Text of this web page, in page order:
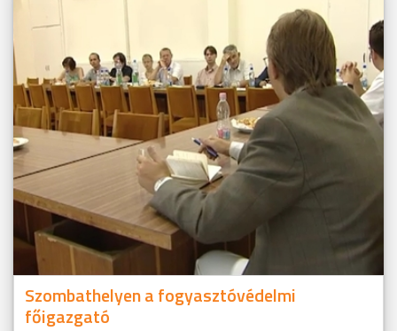
Szombathelyen a fogyasztóvédelmi
főigazgató